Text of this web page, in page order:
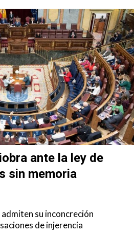
ante la ley de
sin memoria
su inconcreción
de injerencia